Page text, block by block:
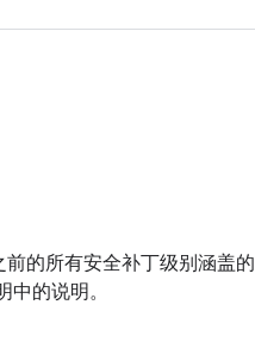
的所有安全补丁级别涵盖的
的说明。